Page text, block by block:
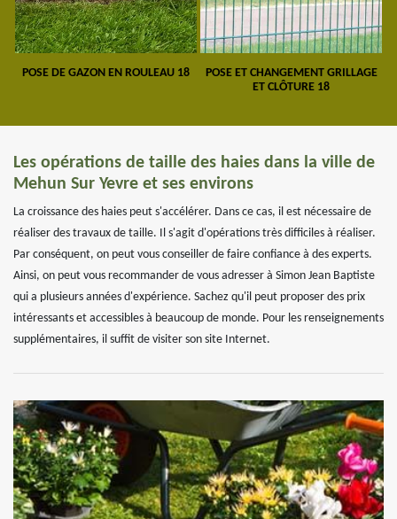
POSE DE GAZON EN ROULEAU 18
POSE ET CHANGEMENT GRILLAGE
ET CLÔTURE 18
Les opérations de taille des haies dans la ville de
Mehun Sur Yevre et ses environs
La croissance des haies peut s'accélérer. Dans ce cas, il est nécessaire de
réaliser des travaux de taille. Il s'agit d'opérations très difficiles à réaliser.
Par conséquent, on peut vous conseiller de faire confiance à des experts.
Ainsi, on peut vous recommander de vous adresser à Simon Jean Baptiste
qui a plusieurs années d'expérience. Sachez qu'il peut proposer des prix
intéressants et accessibles à beaucoup de monde. Pour les renseignements
supplémentaires, il suffit de visiter son site Internet.